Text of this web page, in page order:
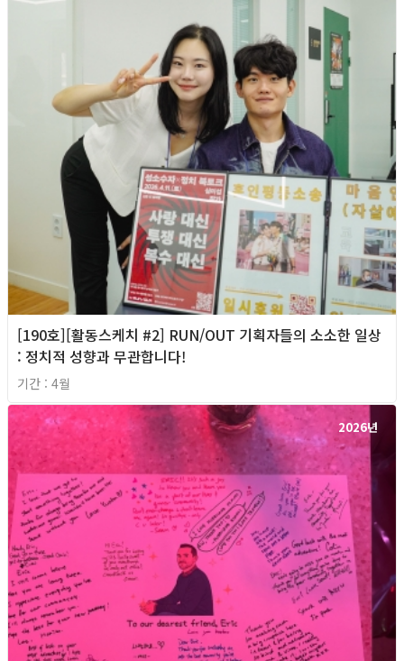
[190호][활동스케치 #2] RUN/OUT 기획자들의 소소한 일상
: 정치적 성향과 무관합니다!
기간 : 4월
2026년